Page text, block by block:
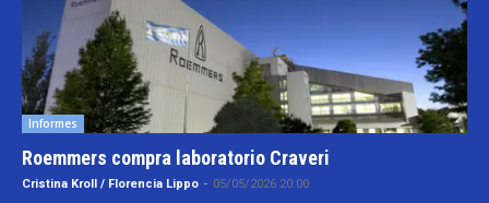
Informes
Roemmers compra laboratorio Craveri
Cristina Kroll / Florencia Lippo - 05/05/2026 20:00